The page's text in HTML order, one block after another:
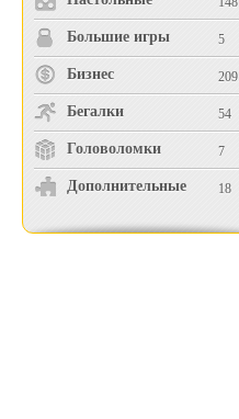
Большие игры 5
Бизнес 209
Бегалки 54
Головоломки 7
Дополнительные 18